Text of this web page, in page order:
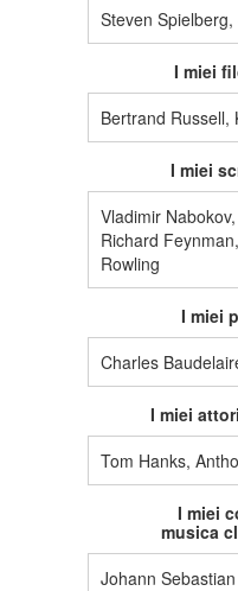
Steven
I miei
Bertrand Russell,
I miei
Vladimir
Richard
Rowling
I miei
Charles
I miei
Tom Hanks,
I miei
musica
Johann